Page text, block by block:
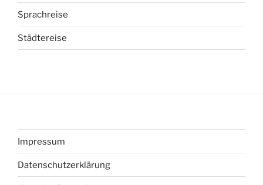
Sprachreise
Städtereise
Impressum
Datenschutzerklärung